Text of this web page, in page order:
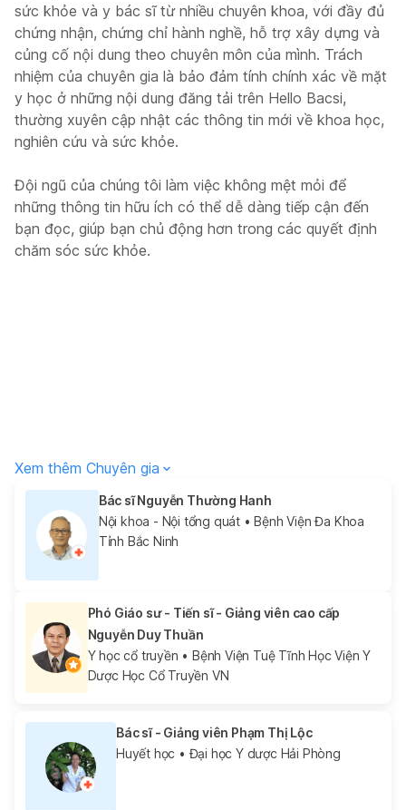
sức khỏe và y bác sĩ từ nhiều chuyên khoa, với đầy đủ
chứng nhận, chứng chỉ hành nghề, hỗ trợ xây dựng và
củng cố nội dung theo chuyên môn của mình. Trách
nhiệm của chuyên gia là bảo đảm tính chính xác về mặt
y học ở những nội dung đăng tải trên Hello Bacsi,
thường xuyên cập nhật các thông tin mới về khoa học,
nghiên cứu và sức khỏe.
Đội ngũ của chúng tôi làm việc không mệt mỏi để
những thông tin hữu ích có thể dễ dàng tiếp cận đến
bạn đọc, giúp bạn chủ động hơn trong các quyết định
chăm sóc sức khỏe.
Xem thêm Chuyên gia
Bác sĩ Nguyễn Thường Hanh
Nội khoa - Nội tổng quát• Bệnh Viện Đa Khoa
Tỉnh Bắc Ninh
Phó Giáo sư - Tiến sĩ - Giảng viên cao cấp
Nguyễn Duy Thuần
Y học cổ truyền • Bệnh Viện Tuệ Tĩnh Học Viện Y
Dược Học Cổ Truyền VN
Bác sĩ - Giảng viên Phạm Thị Lộc
Huyết học • Đại học Y dược Hải Phòng